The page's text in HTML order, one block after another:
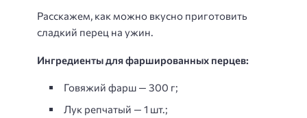
Расскажем, как можно вкусно приготовить
сладкий перец на ужин.
Ингредиенты для фаршированных перцев:
Говяжий фарш — 300 г;
Лук репчатый — 1 шт.;